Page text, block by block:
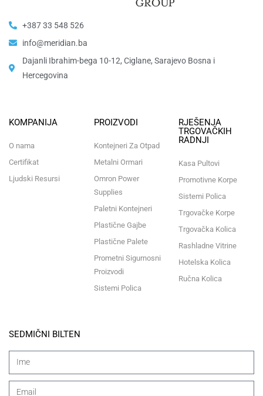
+387 33 548 526
info@meridian.ba
Dajanli Ibrahim-bega 10-12, Ciglane, Sarajevo Bosna i
Hercegovina​
KOMPANIJA
O nama
Certifikat
Ljudski Resursi
PROIZVODI
Kontejneri Za Otpad
Metalni Ormari
Omron Power
Supplies
Paletni Kontejneri
Plastične Gajbe
Plastične Palete
Prometni Sigurnosni
Proizvodi
Sistemi Polica
RJEŠENJA
TRGOVAČKIH
RADNJI
Kasa Pultovi
Promotivne Korpe
Sistemi Polica
Trgovačke Korpe
Trgovačka Kolica
Rashladne Vitrine
Hotelska Kolica
Ručna Kolica
SEDMIČNI BILTEN